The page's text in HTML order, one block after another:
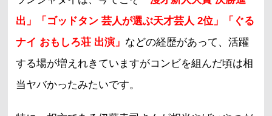
出」「ゴッドタン 芸人が選ぶ天才芸人 2位」「ぐる
ナイ おもしろ荘 出演」 などの経歴があって、活躍
する場が増えれきていますがコンビを組んだ頃は相
当ヤバかったみたいです。